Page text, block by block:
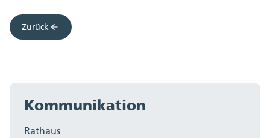
Zurück
Kommunikation
Rathaus